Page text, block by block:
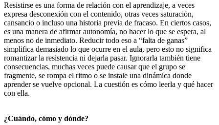
Resistirse es una forma de relación con el aprendizaje, a veces
expresa desconexión con el contenido, otras veces saturación,
cansancio o incluso una historia previa de fracaso. En ciertos casos,
es una manera de afirmar autonomía, no hacer lo que se espera, al
menos no de inmediato. Reducir todo eso a “falta de ganas”
simplifica demasiado lo que ocurre en el aula, pero esto no significa
romantizar la resistencia ni dejarla pasar. Ignorarla también tiene
consecuencias, muchas veces puede causar que el grupo se
fragmente, se rompa el ritmo o se instale una dinámica donde
aprender se vuelve opcional. La cuestión es cómo leerla y qué hacer
con ella.
¿Cuándo, cómo y dónde?